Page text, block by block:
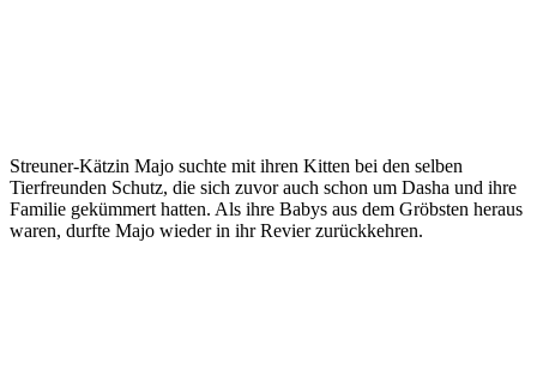
Streuner-Kätzin Majo suchte mit ihren Kitten bei den selben
Tierfreunden Schutz, die sich zuvor auch schon um Dasha und ihre
Familie gekümmert hatten. Als ihre Babys aus dem Gröbsten heraus
waren, durfte Majo wieder in ihr Revier zurückkehren.